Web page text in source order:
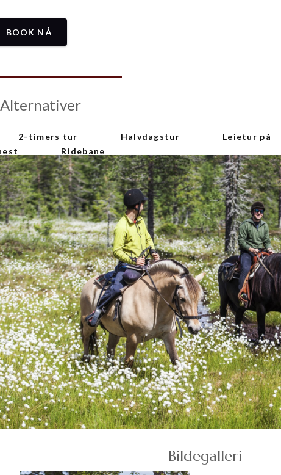
BOOK NÅ
Alternativer
2-timers tur Halvdagstur
Leietur på
Ridebane
Bildegalleri